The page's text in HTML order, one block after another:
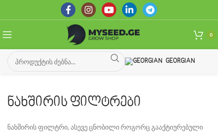
0
GEORGIAN
ნახშირის ფილტრები
ნახშირის ფილტრი, ასევე ცნობილი როგორც გააქტიურებული